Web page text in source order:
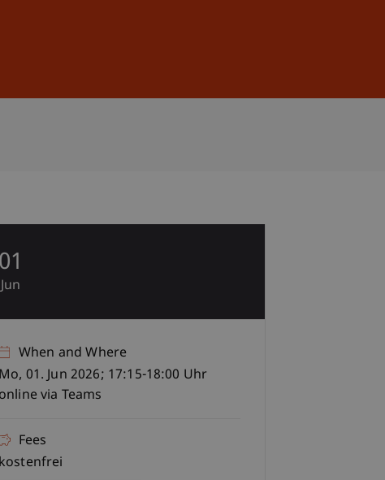
01
Jun
When and Where
Mo, 01. Jun 2026; 17:15-18:00 Uhr
online via Teams
Fees
kostenfrei